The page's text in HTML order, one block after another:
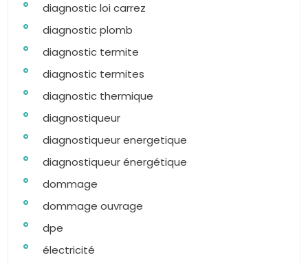
diagnostic loi carrez
diagnostic plomb
diagnostic termite
diagnostic termites
diagnostic thermique
diagnostiqueur
diagnostiqueur energetique
diagnostiqueur énergétique
dommage
dommage ouvrage
dpe
électricité